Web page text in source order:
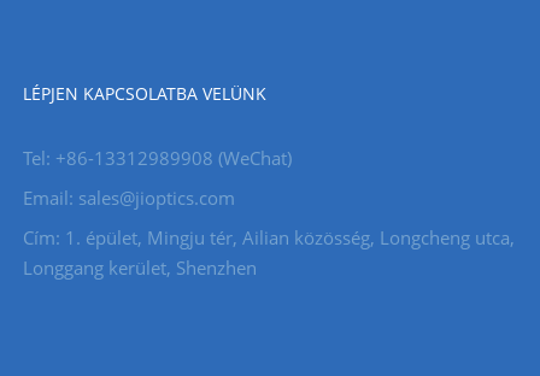
LÉPJEN KAPCSOLATBA VELÜNK
Tel: +86-13312989908 (WeChat)
Email: sales@jioptics.com
Cím: 1. épület, Mingju tér, Ailian közösség, Longcheng utca,
Longgang kerület, Shenzhen